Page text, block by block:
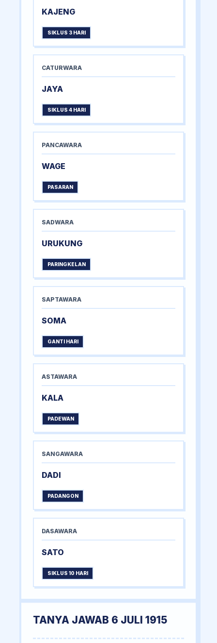
KAJENG
SIKLUS 3 HARI
CATURWARA
JAYA
SIKLUS 4 HARI
PANCAWARA
WAGE
PASARAN
SADWARA
URUKUNG
PARINGKELAN
SAPTAWARA
SOMA
GANTI HARI
ASTAWARA
KALA
PADEWAN
SANGAWARA
DADI
PADANGON
DASAWARA
SATO
SIKLUS 10 HARI
TANYA JAWAB 6 JULI 1915